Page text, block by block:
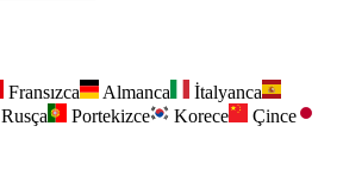
Fransızca Almanca
İtalyanca
Rusça Portekizce Korece
Çince